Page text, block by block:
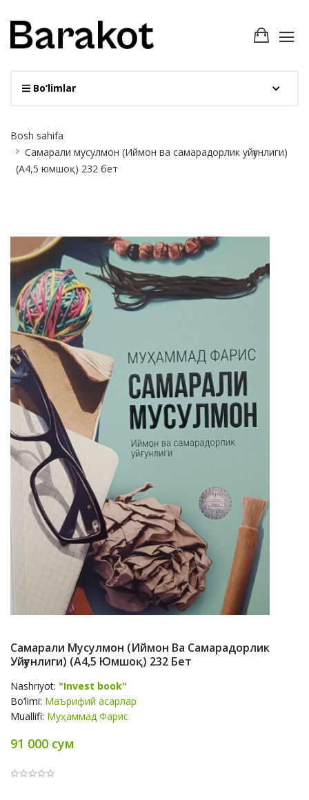
Bo‘limlar
Breadcrumb
Bosh sahifa
Самарали мусулмон (Иймон ва самарадорлик уйғунлиги)
(А4,5 юмшоқ) 232 бет
Самарали Мусулмон (Иймон Ва Самарадорлик
Уйғунлиги) (А4,5 Юмшоқ) 232 Бет
Nashriyot: "Invest book"
Bo‘limi: Маърифий асарлар
Muallifi: Муҳаммад Фарис
91 000 сум